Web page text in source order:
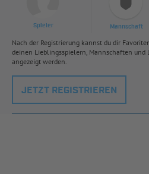
Spieler Mannschaft
Nach der Registrierung kannst du dir
deinen Lieblingsspielern, Mannschaften und
angezeigt werden.
JETZT REGISTRIEREN